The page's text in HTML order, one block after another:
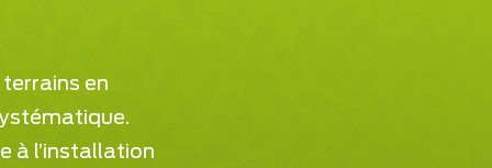
en
à l’installation